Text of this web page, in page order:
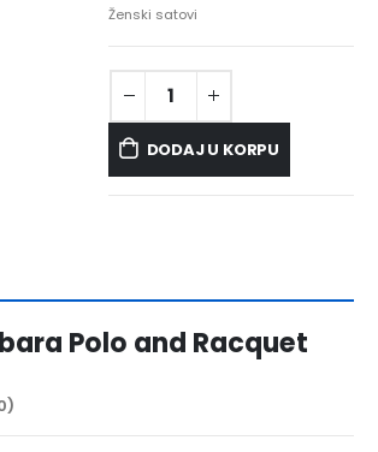
Ženski satovi
DODAJ U KORPU
Polo and Racquet